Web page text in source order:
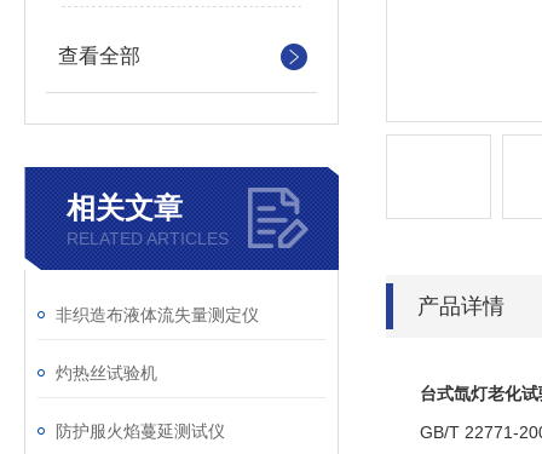
查看全部
相关文章
RELATED ARTICLES
非织造布液体流失量测定仪
灼热丝试验机
防护服火焰蔓延测试仪
产品详情
台式氙灯老化
GB/T 22771-2008